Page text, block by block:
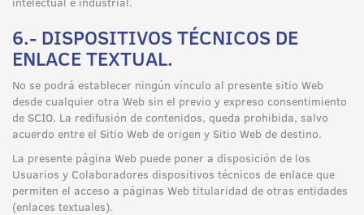
6.- DISPOSITIVOS TÉCNICOS DE
ENLACE TEXTUAL.
No se podrá establecer ningún vínculo al presente sitio Web
desde cualquier otra Web sin el previo y expreso consentimiento
de SCIO. La redifusión de contenidos, queda prohibida, salvo
acuerdo entre el Sitio Web de origen y Sitio Web de destino.
La presente página Web puede poner a disposición de los
Usuarios y Colaboradores dispositivos técnicos de enlace que
permiten el acceso a páginas Web titularidad de otras entidades
(enlaces textuales).